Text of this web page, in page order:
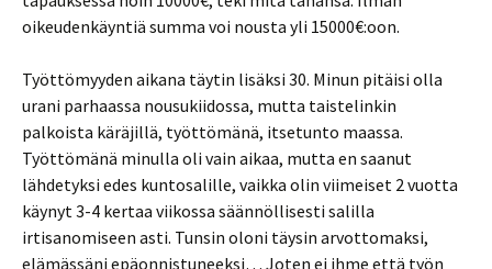
oikeudenkäyntiä summa voi nousta yli 15000€:oon.
Työttömyyden aikana täytin lisäksi 30. Minun pitäisi olla
urani parhaassa nousukiidossa, mutta taistelinkin
palkoista käräjillä, työttömänä, itsetunto maassa.
Työttömänä minulla oli vain aikaa, mutta en saanut
lähdetyksi edes kuntosalille, vaikka olin viimeiset 2 vuotta
käynyt 3-4 kertaa viikossa säännöllisesti salilla
irtisanomiseen asti. Tunsin oloni täysin arvottomaksi,
elämässäni epäonnistuneeksi… Joten ei ihme että työn